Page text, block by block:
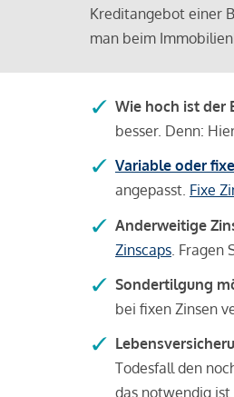
Kreditangebot einer
man beim
Wie hoch ist der
besser. Denn:
Variable oder
angepasst. Fixe
Anderweitige
Zinscaps .
Sondertilgung
bei fixen Zinsen
Todesfall den
das notwendig ist.